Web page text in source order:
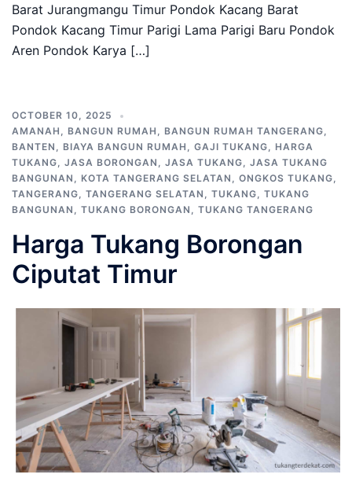
Barat Jurangmangu Timur Pondok Kacang Barat
Pondok Kacang Timur Parigi Lama Parigi Baru Pondok
Aren Pondok Karya […]
OCTOBER 10, 2025
AMANAH , BANGUN RUMAH , BANGUN RUMAH TANGERANG,
BANTEN , BIAYA BANGUN RUMAH , GAJI TUKANG, HARGA
TUKANG, JASA BORONGAN , JASA TUKANG, JASA TUKANG
BANGUNAN , KOTA TANGERANG SELATAN , ONGKOS TUKANG,
TANGERANG, TANGERANG SELATAN , TUKANG, TUKANG
BANGUNAN , TUKANG BORONGAN , TUKANG TANGERANG
Harga Tukang Borongan
Ciputat Timur